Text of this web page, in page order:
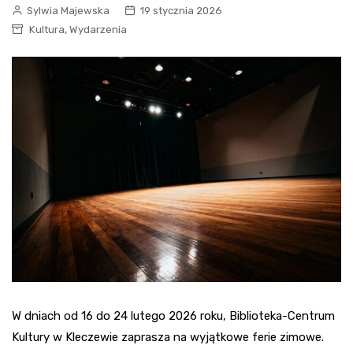
Sylwia Majewska
19 stycznia 2026
Kultura, Wydarzenia
W dniach od 16 do 24 lutego 2026 roku, Biblioteka-Centrum
Kultury w Kleczewie zaprasza na wyjątkowe ferie zimowe.